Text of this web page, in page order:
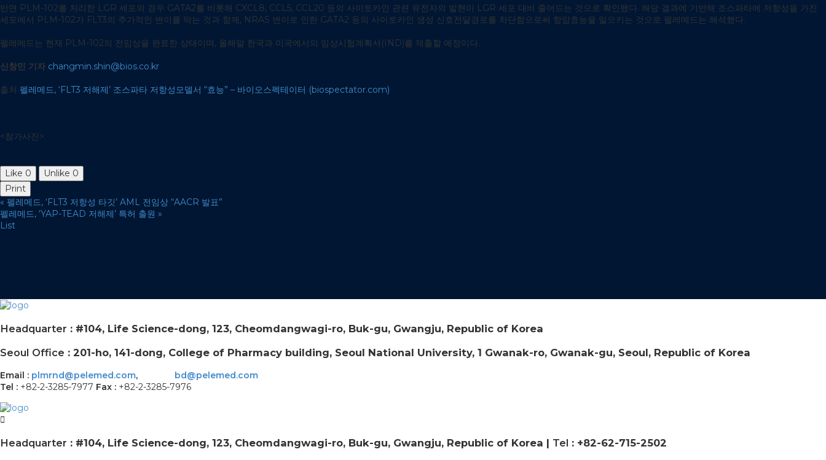
반면 PLM-102를 처리한 LGR 세포의 경우 GATA2를 비롯해 CXCL8, CCL5, CCL20 등의 사이토카인 관련 유전자의 발현이 LGR 세포 대비 줄어드는 것으로 확인됐다. 해당 결과에 기반해 조스파타에 저항성을 가진
세포에서 PLM-102가 FLT3의 추가적인 변이를 막는 것과 함께, NRAS 변이로 인한 GATA2 등의 사이토카인 생성 신호전달경로를 차단함으로써 항암효능을 일으키는 것으로 펠레메드는 해석했다.
펠레메드는 현재 PLM-102의 전임상을 완료한 상태이며, 올해말 한국과 미국에서의 임상시험계획서(IND)를 제출할 예정이다.
신창민 기자 changmin.shin@bios.co.kr
출처 펠레메드, ‘FLT3 저해제’ 조스파타 저항성모델서 “효능” – 바이오스펙테이터 (biospectator.com)
<참가사진>
Like 0 Unlike 0
Print
« 펠레메드, ‘FLT3 저항성 타깃’ AML 전임상 “AACR 발표”
펠레메드, ‘YAP-TEAD 저해제’ 특허 출원 »
List
Headquarter : #104, Life Science-dong, 123, Cheomdangwagi-ro, Buk-gu, Gwangju, Republic of Korea
Seoul Office : 201-ho, 141-dong, College of Pharmacy building, Seoul National University, 1 Gwanak-ro, Gwanak-gu, Seoul, Republic of Korea
Email : plmrnd@pelemed.com,
bd@pelemed.com
Tel : +82-2-3285-7977 Fax : +82-2-3285-7976
Headquarter : #104, Life Science-dong, 123, Cheomdangwagi-ro, Buk-gu, Gwangju, Republic of Korea | Tel : +82-62-715-2502